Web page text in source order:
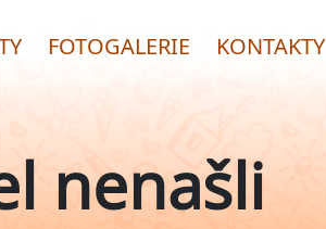
FOTOGALERIE KONTAKTY
nenašli